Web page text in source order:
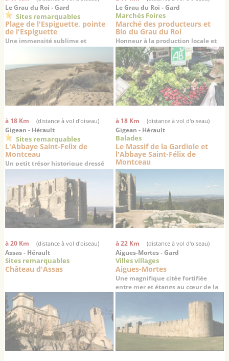
Le Grau du Roi - Gard
Sites remarquables
Plage de l'Espiguette, pointe
de l'Espiguette
Une immensité sublime et
désertique au sud de Port-
Le Grau du Roi - Gard
Marchés Foires
Marché des producteurs et
Bio du Grau du Roi
Honneur à la production locale et
aux produits biologiques
à 18 Km (distance à vol d'oiseau)
Gigean - Hérault
Sites remarquables
L'Abbaye Saint-Felix de
Montceau
Un petit trésor historique dressé
sur un promontoire offrant une
superbe vue sur la plaine de
Gigean
à 18 Km (distance à vol d'oiseau)
Gigean - Hérault
Balades
Le Massif de la Gardiole et
l'Abbaye Saint-Félix de
Montceau
à 20 Km (distance à vol d'oiseau)
Assas - Hérault
Sites remarquables
Château d'Assas
à 22 Km (distance à vol d'oiseau)
Aigues-Mortes - Gard
Villes villages
Aigues-Mortes
Une magnifique citée fortifiée
entre mer et étangs au cœur de la